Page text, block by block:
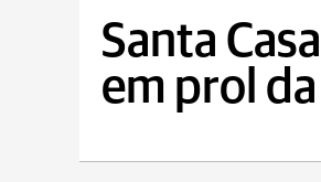
Santa
em prol